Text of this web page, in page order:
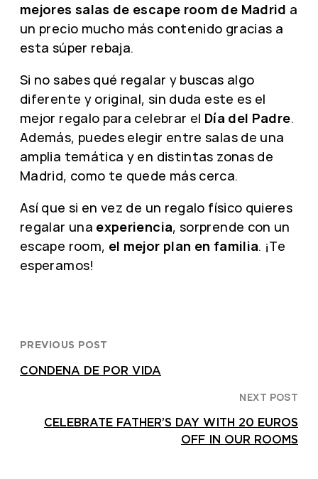
mejores salas de escape room de Madrid a
un precio mucho más contenido gracias a
esta súper rebaja.
Si no sabes qué regalar y buscas algo
diferente y original, sin duda este es el
mejor regalo para celebrar el Día del Padre.
Además, puedes elegir entre salas de una
amplia temática y en distintas zonas de
Madrid, como te quede más cerca.
Así que si en vez de un regalo físico quieres
regalar una experiencia, sorprende con un
escape room, el mejor plan en familia. ¡Te
esperamos!
PREVIOUS POST
CONDENA DE POR VIDA
NEXT POST
CELEBRATE FATHER’S DAY WITH 20 EUROS
OFF IN OUR ROOMS